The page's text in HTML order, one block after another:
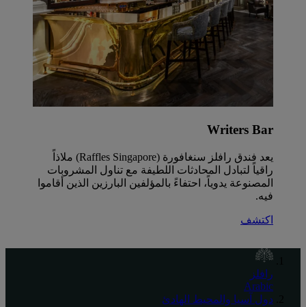
Writers Bar
يعد فندق رافلز سنغافورة (Raffles Singapore) ملاذاً
راقياً لتبادل المحادثات اللطيفة مع تناول المشروبات
المصنوعة يدوياً، احتفاءً بالمؤلفين البارزين الذين أقاموا
فيه.
اكتشف
رافلز
Arabic
دول آسيا والمحيط الهادئ